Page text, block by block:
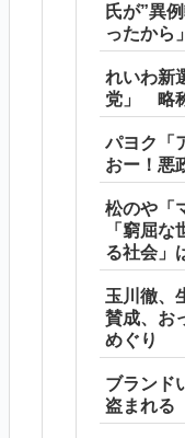
氏が”異
ったから」
れいわ新
党」 略
パヨク「
おー！悪
松のや「
「窮屈
る社会」
玉川徹、
賛成、お
めぐり
ブランド
盗まれる